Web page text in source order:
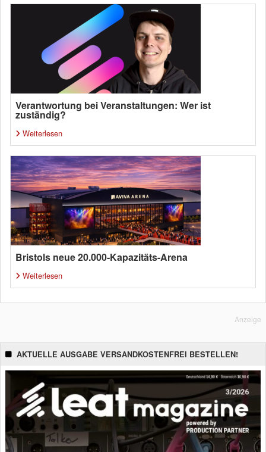
Verantwortung bei Veranstaltungen: Wer ist
zuständig?
Weiterlesen
Bristols neue 20.000-Kapazitäts-Arena
Weiterlesen
Anzeige
AKTUELLE AUSGABE VERSANDKOSTENFREI BESTELLEN!